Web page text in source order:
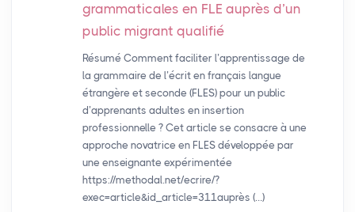
grammaticales en FLE auprès d’un
public migrant qualifié
Résumé Comment faciliter l’apprentissage de
la grammaire de l’écrit en français langue
étrangère et seconde (FLES) pour un public
d’apprenants adultes en insertion
professionnelle ? Cet article se consacre à une
approche novatrice en FLES développée par
une enseignante expérimentée
https://methodal.net/ecrire/?
exec=article&id_article=311auprès (…)